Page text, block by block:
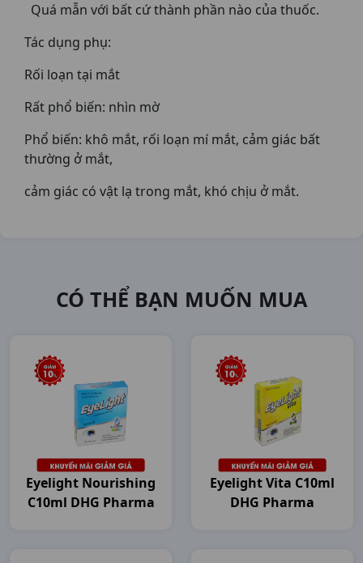
Quá mẫn với bất cứ thành phần nào của thuốc.
Tác dụng phụ:
Rối loạn tại mắt
Rất phổ biến: nhìn mờ
Phổ biến: khô mắt, rối loạn mí mắt, cảm giác bất
thường ở mắt,
cảm giác có vật lạ trong mắt, khó chịu ở mắt.
CÓ THỂ BẠN MUỐN MUA
Eyelight Nourishing
C10ml DHG Pharma
Eyelight Vita C10ml
DHG Pharma